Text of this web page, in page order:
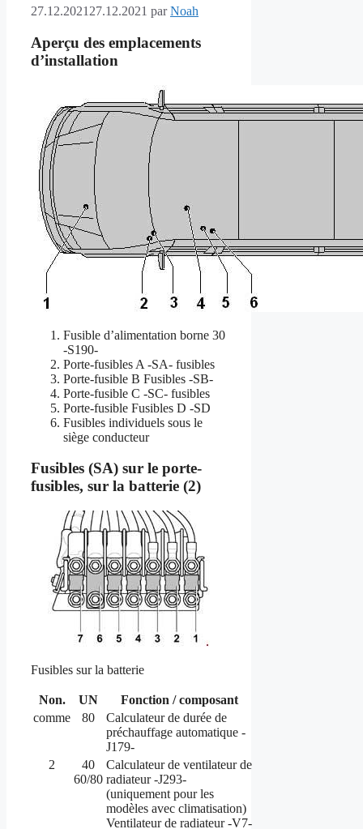
27.12.2021 27.12.2021 parNoah
Aperçu des emplacements
d’installation
Fusible d’alimentation borne 30
-S190-
Porte-fusibles A -SA- fusibles
Porte-fusible B Fusibles -SB-
Porte-fusible C -SC- fusibles
Porte-fusible Fusibles D -SD
Fusibles individuels sous le
siège conducteur
Fusibles (SA) sur le porte-
fusibles, sur la batterie (2)
Fusibles sur la batterie
Non. UN
Fonction / composant
comme
80
Calculateur de durée de
préchauffage automatique -
J179-
2
40
60/80
Calculateur de ventilateur de
radiateur -J293-
(uniquement pour les
modèles avec climatisation)
Ventilateur de radiateur -V7-